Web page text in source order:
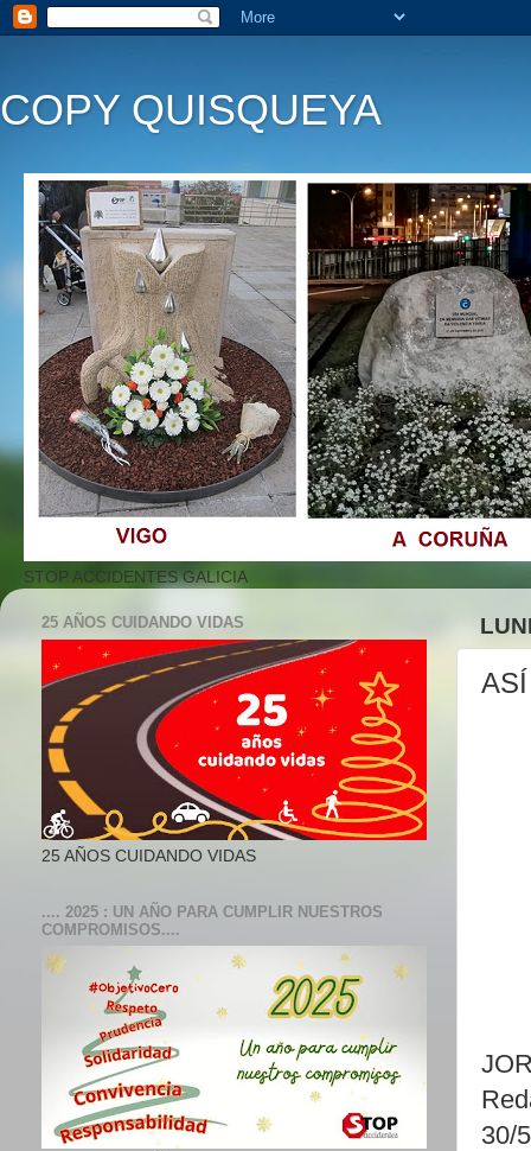
COPY QUISQUEYA
STOP ACCIDENTES GALICIA
30/
25 AÑOS CUIDANDO VIDAS
25 AÑOS CUIDANDO VIDAS
.... 2025 : UN AÑO PARA CUMPLIR NUESTROS
COMPROMISOS....